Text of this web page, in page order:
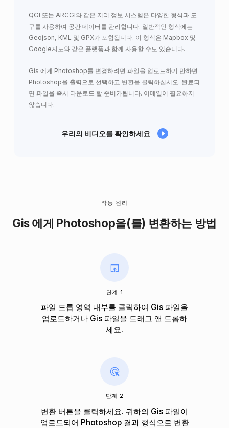
QGI 또는 ARCGI와 같은 지리 정보 시스템은 다양한 형식과 도
구를 사용하여 공간 데이터를 관리합니다. 일반적인 형식에는
Geojson, KML 및 GPX가 포함됩니다. 이 형식은 Mapbox 및
Google지도와 같은 플랫폼과 함께 사용할 수도 있습니다.
Gis 에게 Photoshop를 변경하려면 파일을 업로드하기 만하면
Photoshop을 출력으로 선택하고 변환을 클릭하십시오. 완료되
면 파일을 즉시 다운로드 할 준비가됩니다. 이메일이 필요하지
않습니다.
우리의 비디오를 확인하세요
작동 원리
Gis 에게 Photoshop을(를) 변환하는 방법
단계 1
파일 드롭 영역 내부를 클릭하여 Gis 파일을
업로드하거나 Gis 파일을 드래그 앤 드롭하
세요.
단계 2
변환 버튼을 클릭하세요. 귀하의 Gis 파일이
업로드되어 Photoshop 결과 형식으로 변환